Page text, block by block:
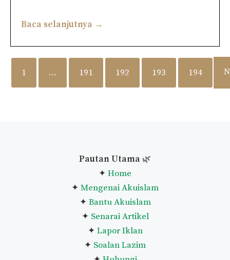
Baca selanjutnya →
1 … 191 192 193 194
Pautan Utama 🌿
✦ Home
✦ Mengenai Akuislam
✦ Bantu Akuislam
✦ Senarai Artikel
✦ Lapor Iklan
✦ Soalan Lazim